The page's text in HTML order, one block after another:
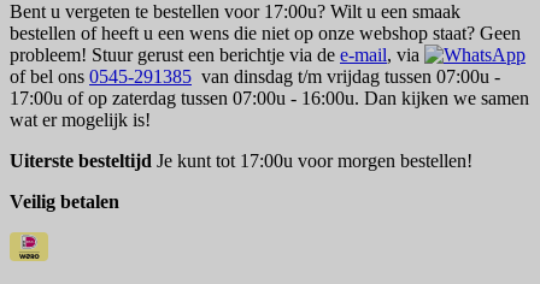
Bent u vergeten te bestellen voor 17:00u? Wilt u een smaak
bestellen of heeft u een wens die niet op onze webshop staat? Geen
probleem! Stuur gerust een berichtje via de e-mail, via
of bel ons 0545-291385 van dinsdag t/m vrijdag tussen 07:00u -
17:00u of op zaterdag tussen 07:00u - 16:00u. Dan kijken we samen
wat er mogelijk is!
Uiterste besteltijd Je kunt tot 17:00u voor morgen bestellen!
Veilig betalen